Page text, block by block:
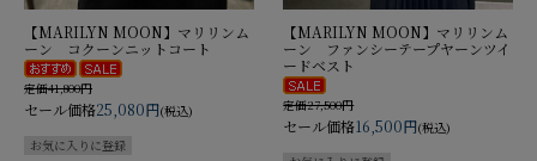
【MARILYN MOON】マリリンム
ーン コクーンニットコート
定価41,800円
セール価格25,080円(税込)
【MARILYN MOON】マリリンム
ーン ファンシーテープヤーンツイ
ードベスト
定価27,500円
セール価格16,500円(税込)